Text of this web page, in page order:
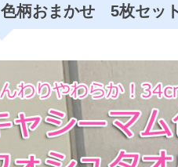
色柄おまかせ 5枚セット